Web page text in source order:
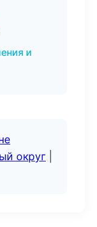
и
округ